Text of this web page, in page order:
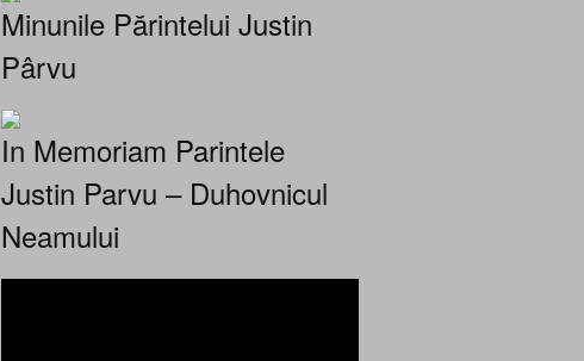
Minunile Părintelui Justin
Pârvu
In Memoriam Parintele
Justin Parvu – Duhovnicul
Neamului